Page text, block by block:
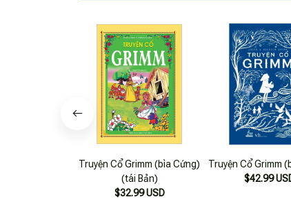
Truyện Cổ Grimm (bìa Cứng)
(tái Bản)
$32.99 USD
Truyện Cổ Grimm
$42.99